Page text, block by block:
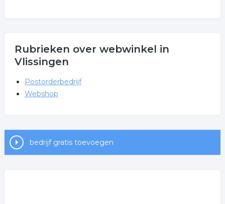
Rubrieken over webwinkel in
Vlissingen
Postorderbedrijf
Webshop
bedrijf gratis toevoegen